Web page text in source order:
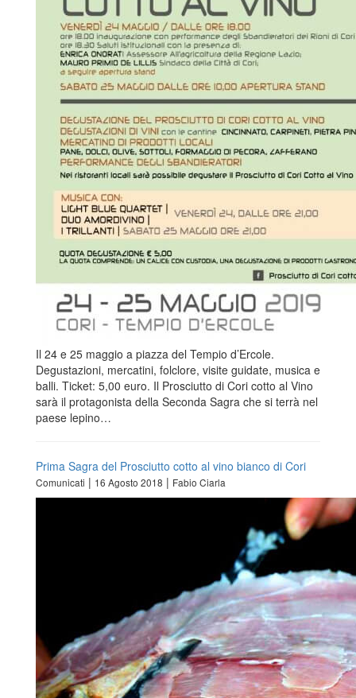
Il 24 e 25 maggio a piazza del Tempio d’Ercole.
Degustazioni, mercatini, folclore, visite guidate, musica e
balli. Ticket: 5,00 euro. Il Prosciutto di Cori cotto al Vino
sarà il protagonista della Seconda Sagra che si terrà nel
paese lepino…
Prima Sagra del Prosciutto cotto al vino bianco di Cori
Comunicati | 16 Agosto 2018 | Fabio Ciarla